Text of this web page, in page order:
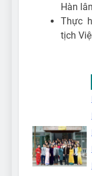
Hàn
Thực
tịch